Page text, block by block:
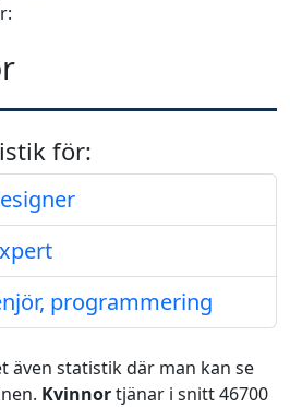
för:
programmering
även statistik där man kan se
Kvinnortjänar i snitt 46700